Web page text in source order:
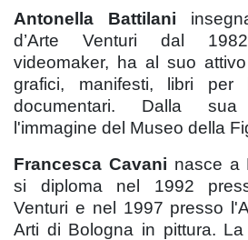
Antonella Battilani
d’Arte Venturi dal
videomaker, ha al suo
grafici, manifesti, libri per
documentari. Dalla
l'immagine del Museo della
Francesca Cavani nasce a
si diploma nel 1992
Venturi e nel 1997 presso
Arti di Bologna in pittura.